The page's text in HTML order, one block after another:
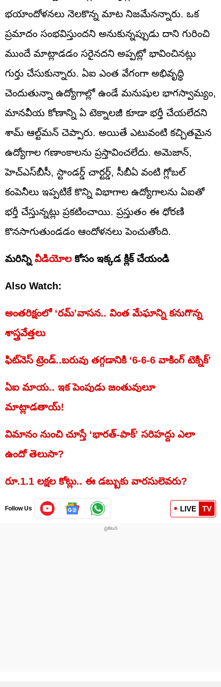
భయాందోళనలు నెలకొన్న మాట నిజమేనన్నారు. ఒక
ప్రమాదం సంభవిస్తుందని అనుకున్నప్పుడు దాని గురించి
ముందే మాట్లాడడం సరైనదని అప్పట్లో భావించినట్లు
గుర్తు చేసుకున్నారు. ఏఐ ఎంత వేగంగా అభివృద్ధి
చెందుతున్నా ఉద్యోగాల్లో ఉండే మనుషుల భాగస్వామ్యం,
మానవీయ కోణాన్ని ఏ టెక్నాలజీ కూడా భర్తీ చేయలేదని
శామ్ ఆల్ట్‌మన్ చెప్పారు. అయితే ఎటువంటి కచ్చితమైన
ఉద్యోగాల గణాంకాలను ప్రస్తావించలేదు. అమెజాన్,
హెచ్ఎస్‌బీసీ, స్టాండర్డ్ చార్టర్డ్, సీబీఏ వంటి గ్లోబల్
కంపెనీలు ఇప్పటికే కొన్ని విభాగాల ఉద్యోగాలను ఏఐతో
భర్తీ చేస్తున్నట్లు ప్రకటించాయి. ప్రస్తుతం ఈ ధోరణి
కొనసాగుతుండడం ఆందోళనలు పెంచుతోంది.
మరిన్ని వీడియోలకోసం ఇక్కడ క్లిక్ చేయండి
Also Watch:
అంతరిక్షంలో ‘రమ్’వాసన.. వింత మేఘాన్ని కనుగొన్న
శాస్త్రవేత్తలు
ఫిట్‌నెస్ ట్రెండ్..బరువు తగ్గడానికి ‘6-6-6 వాకింగ్ టెక్నిక్’
ఏఐ మాయ.. ఇక పెంపుడు జంతువులూ
మాట్లాడతాయ్‌!
విమానం నుంచి చూస్తే ‘భారత్-పాక్’ సరిహద్దు ఎలా
ఉందో తెలుసా?
రూ.1.1 లక్షల కోట్లు.. ఈ డబ్బుకు వారసులెవరు?
Follow Us LIVE TV